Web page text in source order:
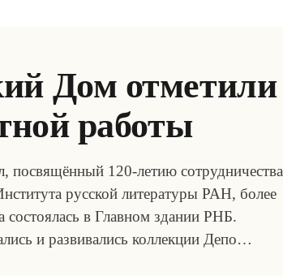
Дом отметили
работы
посвящённый 120-летию сотрудничества
русской литературы РАН, более
в Главном здании РНБ.
и развивались коллекции Депо…